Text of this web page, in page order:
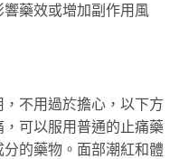
藥效或增加副作用風
不用過於擔心，以下方
可以服用普通的止痛藥
的藥物。面部潮紅和體